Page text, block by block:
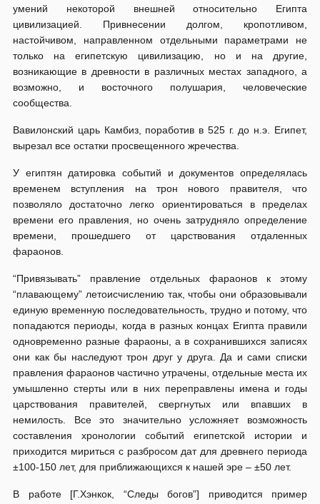
умений некоторой внешней относительно Египта
цивилизацией. Привнесении долгом, кропотливом,
настойчивом, направленном отдельными параметрами не
только на египетскую цивилизацию, но и на другие,
возникающие в древности в различных местах западного, а
возможно, и восточного полушария, человеческие
сообщества.
Вавилонский царь Камбиз, поработив в 525 г. до н.э. Египет,
вырезал все остатки просвещенного жречества.
У египтян датировка событий и документов определялась
временем вступления на трон нового правителя, что
позволяло достаточно легко ориентироваться в пределах
времени его правления, но очень затрудняло определение
времени, прошедшего от царствования отдаленных
фараонов.
“Привязывать” правление отдельных фараонов к этому
“плавающему” летоисчислению так, чтобы они образовывали
единую временную последовательность, трудно и потому, что
попадаются периоды, когда в разных концах Египта правили
одновременно разные фараоны, а в сохранившихся записях
они как бы наследуют трон друг у друга. Да и сами списки
правления фараонов частично утрачены, отдельные места их
умышленно стерты или в них переправлены имена и годы
царствования правителей, свергнутых или впавших в
немилость. Все это значительно усложняет возможность
составления хронологии событий египетской истории и
приходится мириться с разбросом дат для древнего периода
±100-150 лет, для приближающихся к нашей эре – ±50 лет.
В работе [Г.Хэнкок, “Следы богов”] приводится пример